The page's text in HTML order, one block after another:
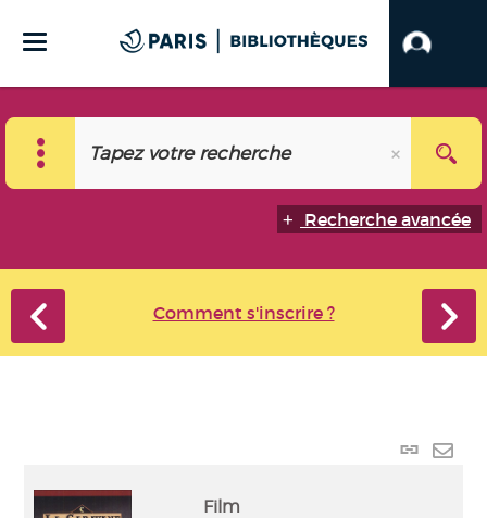
Recherche avancée
Comment s'inscrire ?
Lien
Film